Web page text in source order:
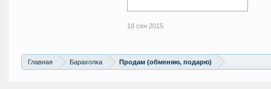
18 сен 2015
Главная Барахолка Продам (обменяю, подарю)